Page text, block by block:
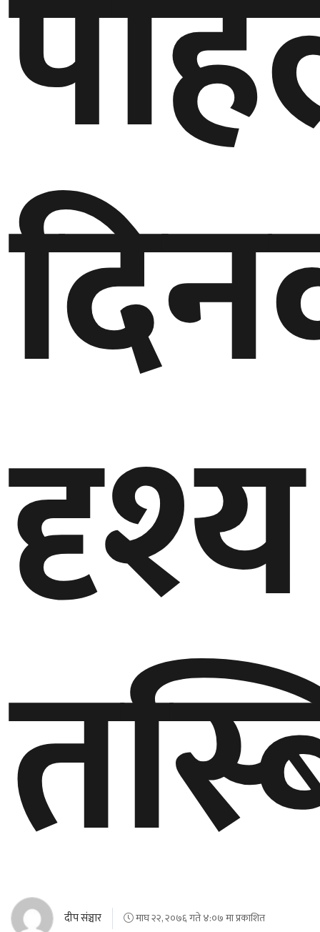
दृश्य
दीप संञ्चार माघ २२, २०७६ गते ४:०७ मा प्रकाशित